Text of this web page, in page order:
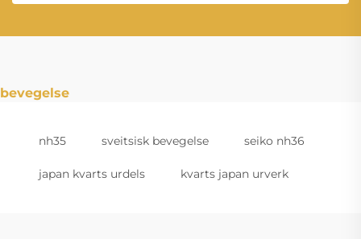
bevegelse
nh35 sveitsisk bevegelse seiko nh36
japan kvarts urdels kvarts japan urverk